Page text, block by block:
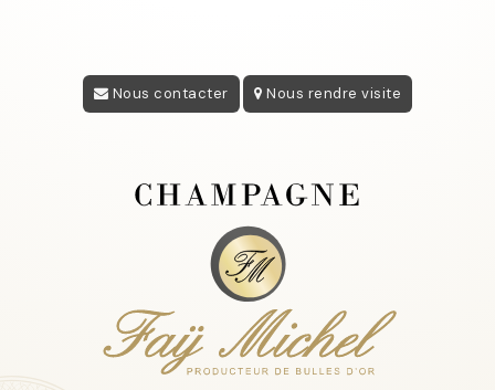
Nous contacter Nous rendre visite